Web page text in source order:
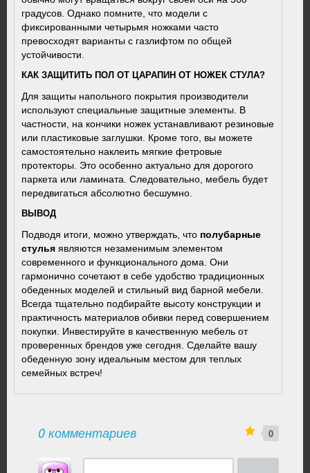
градусов. Однако помните, что модели с
фиксированными четырьмя ножками часто
превосходят варианты с газлифтом по общей
устойчивости.
КАК ЗАЩИТИТЬ ПОЛ ОТ ЦАРАПИН ОТ НОЖЕК СТУЛА?
Для защиты напольного покрытия производители
используют специальные защитные элементы. В
частности, на кончики ножек устанавливают резиновые
или пластиковые заглушки. Кроме того, вы можете
самостоятельно наклеить мягкие фетровые
протекторы. Это особенно актуально для дорогого
паркета или ламината. Следовательно, мебель будет
передвигаться абсолютно бесшумно.
ВЫВОД
Подводя итоги, можно утверждать, что полубарные
стулья являются незаменимым элементом
современного и функционального дома. Они
гармонично сочетают в себе удобство традиционных
обеденных моделей и стильный вид барной мебели.
Всегда тщательно подбирайте высоту конструкции и
практичность материалов обивки перед совершением
покупки. Инвестируйте в качественную мебель от
проверенных брендов уже сегодня. Сделайте вашу
обеденную зону идеальным местом для теплых
семейных встреч!
0 комментариев 0